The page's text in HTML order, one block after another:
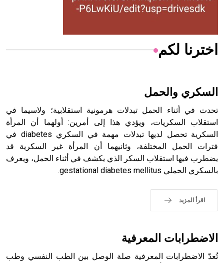
أجود أنواعه، ويمتاز بكبر الحجم ويسمى الش
هل تعلم أن الأبسيد كلمة فرنسية اللفظ تم اعتمادها مصطلحاً
- هل تعلم أن أبجر Abgar اسم معروف جيداً يعود إلى عدد من
الملوك الذين حكموا مدينة إديسا (الرها) من أبجر الأول وحتى
التاسع، وهم ينتسبون إلى أسرة أوسروين
حيث تقتصر القيمة الصوتية للعلامة الك
اخترنا لكم
السكري والحمل
تحدث في أثناء الحمل تبدلات هرمونية استقلابية؛ ولاسيما في
استقلاب السكريات، ويؤدي هذا إلى أمرين: أولهما أن المرأة
السكرية تحصل لديها تبدلات مهمة في السكري diabetes في
فترات الحمل المختلفة، وثانيهما أن المرأة غير السكرية قد
يضطرب فيها استقلاب السكر الذي يكشف في أثناء الحمل، ويعرف
بالسكري الحملي gestational diabetes mellitus.
اقرأ المزيد
الاضطرابات المعرفية
تُعدّ الاضطرابات المعرفية صلة الوصل بين الطب النفسي وطب